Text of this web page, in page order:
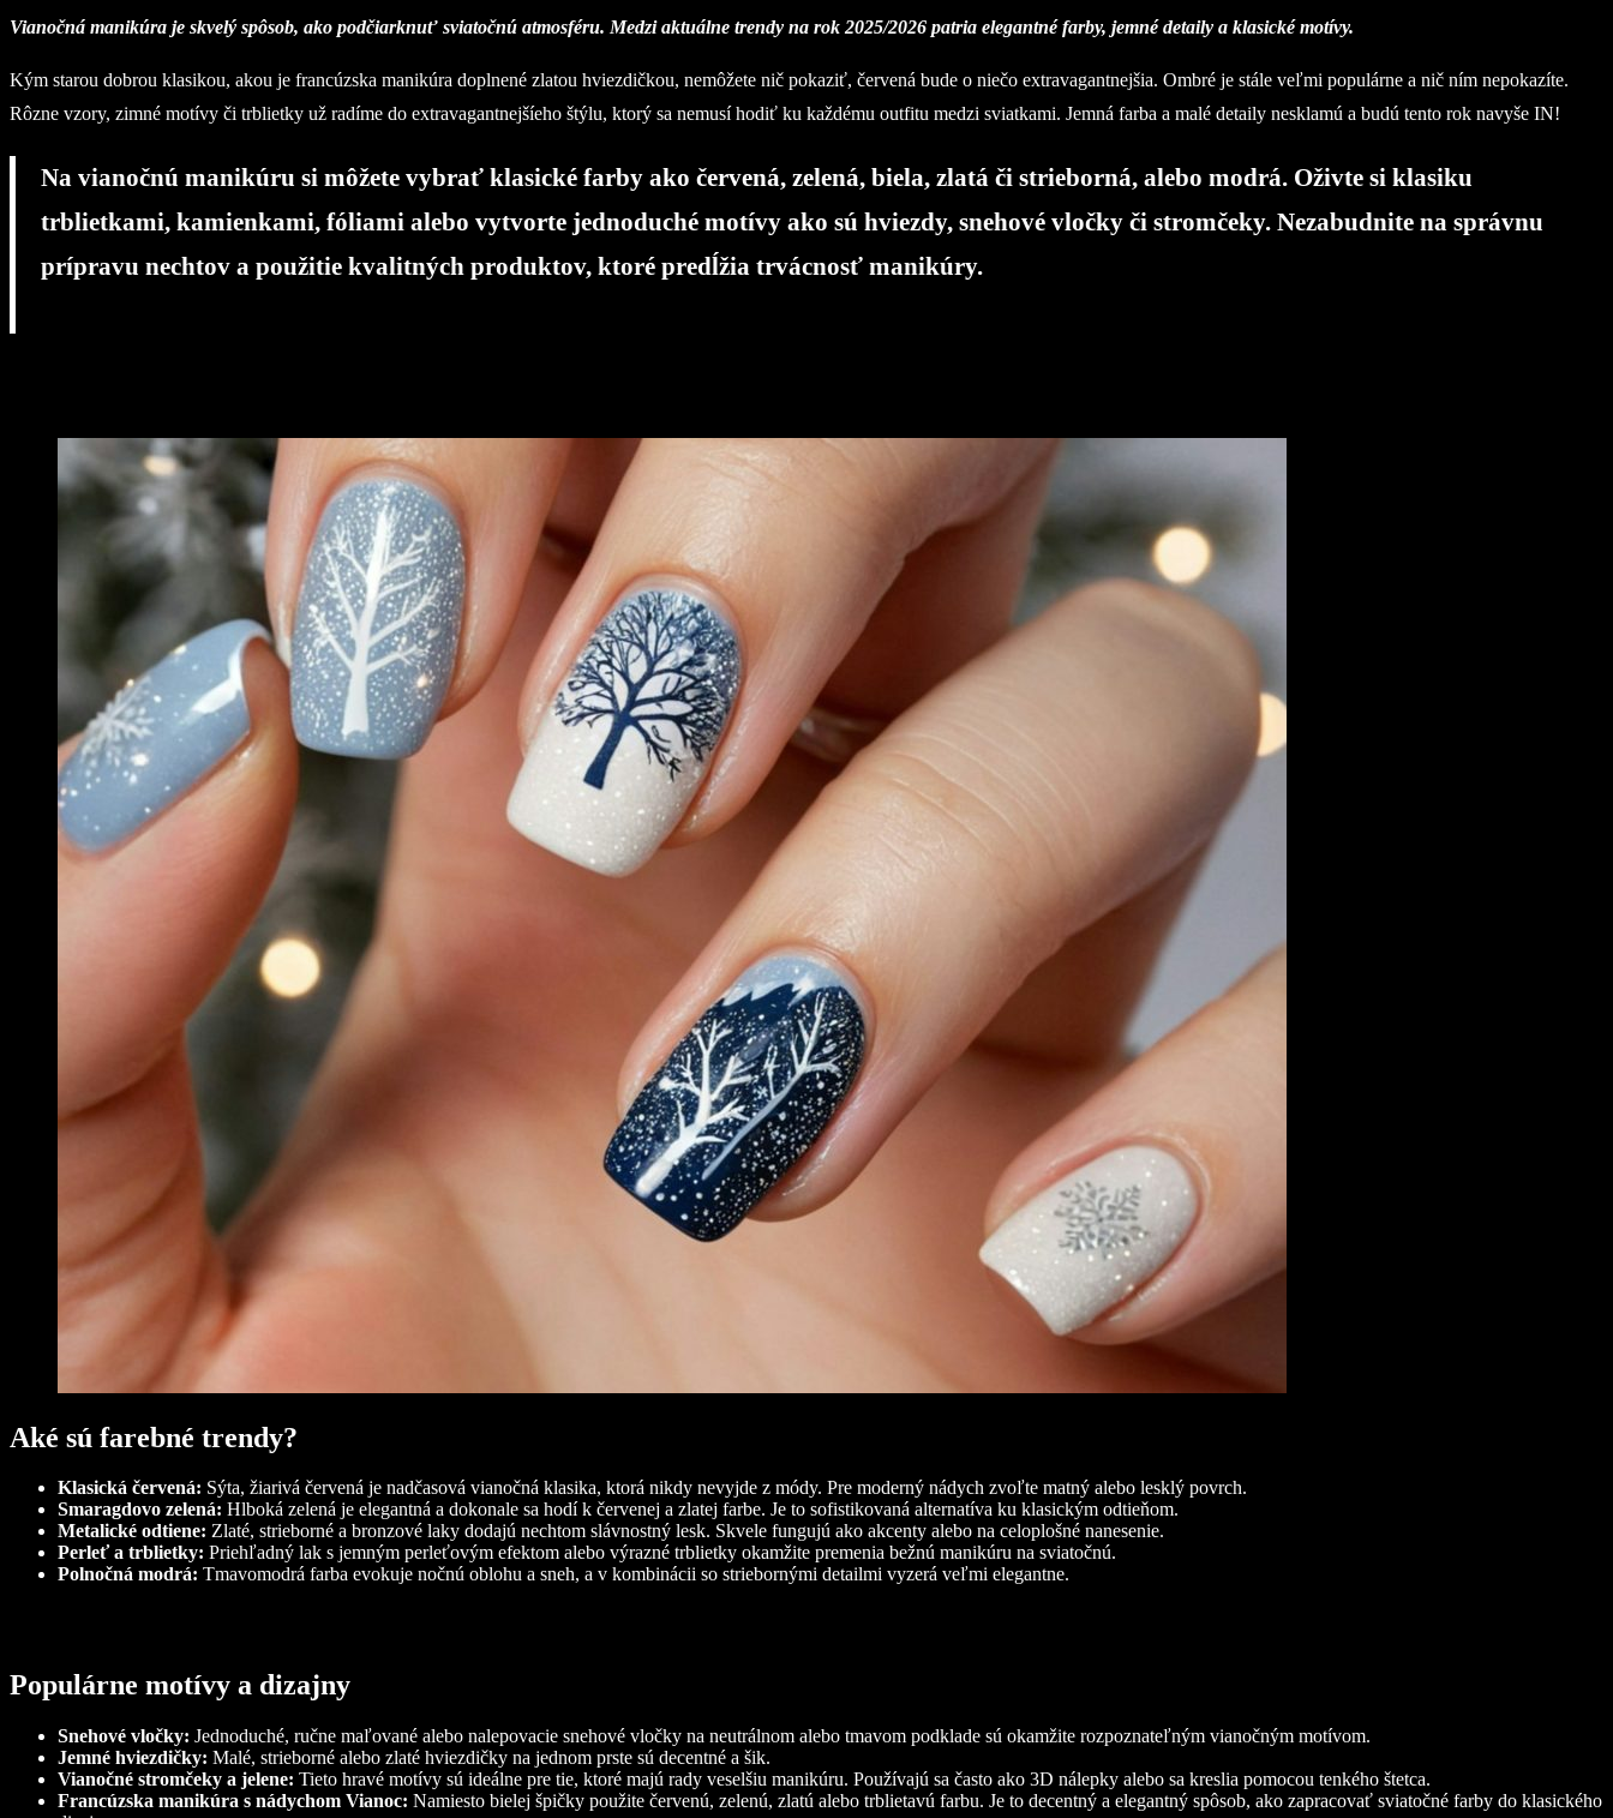
Vianočná manikúra je skvelý spôsob, ako podčiarknuť sviatočnú atmosféru. Medzi aktuálne trendy na rok 2025/2026 patria elegantné farby, jemné detaily a klasické motívy.
Kým starou dobrou klasikou, akou je francúzska manikúra doplnené zlatou hviezdičkou, nemôžete nič pokaziť, červená bude o niečo extravagantnejšia. Ombré je stále veľmi populárne a nič ním nepokazíte.
Rôzne vzory, zimné motívy či trblietky už radíme do extravagantnejšíeho štýlu, ktorý sa nemusí hodiť ku každému outfitu medzi sviatkami. Jemná farba a malé detaily nesklamú a budú tento rok navyše IN!
Na vianočnú manikúru si môžete vybrať klasické farby ako červená, zelená, biela, zlatá či strieborná, alebo modrá. Oživte si klasiku
trblietkami, kamienkami, fóliami alebo vytvorte jednoduché motívy ako sú hviezdy, snehové vločky či stromčeky. Nezabudnite na správnu
prípravu nechtov a použitie kvalitných produktov, ktoré predĺžia trvácnosť manikúry.
Aké sú farebné trendy?
Klasická červená: Sýta, žiarivá červená je nadčasová vianočná klasika, ktorá nikdy nevyjde z módy. Pre moderný nádych zvoľte matný alebo lesklý povrch.
Smaragdovo zelená: Hlboká zelená je elegantná a dokonale sa hodí k červenej a zlatej farbe. Je to sofistikovaná alternatíva ku klasickým odtieňom.
Metalické odtiene: Zlaté, strieborné a bronzové laky dodajú nechtom slávnostný lesk. Skvele fungujú ako akcenty alebo na celoplošné nanesenie.
Perleť a trblietky: Priehľadný lak s jemným perleťovým efektom alebo výrazné trblietky okamžite premenia bežnú manikúru na sviatočnú.
Polnočná modrá: Tmavomodrá farba evokuje nočnú oblohu a sneh, a v kombinácii so striebornými detailmi vyzerá veľmi elegantne.
Populárne motívy a dizajny
Snehové vločky: Jednoduché, ručne maľované alebo nalepovacie snehové vločky na neutrálnom alebo tmavom podklade sú okamžite rozpoznateľným vianočným motívom.
Jemné hviezdičky: Malé, strieborné alebo zlaté hviezdičky na jednom prste sú decentné a šik.
Vianočné stromčeky a jelene: Tieto hravé motívy sú ideálne pre tie, ktoré majú rady veselšiu manikúru. Používajú sa často ako 3D nálepky alebo sa kreslia pomocou tenkého štetca.
Francúzska manikúra s nádychom Vianoc: Namiesto bielej špičky použite červenú, zelenú, zlatú alebo trblietavú farbu. Je to decentný a elegantný spôsob, ako zapracovať sviatočné farby do klasického